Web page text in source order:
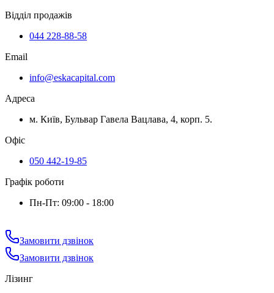
Відділ продажів
044 228-88-58
Email
info@eskacapital.com
Адреса
м. Київ, Бульвар Гавела Вацлава, 4, корп. 5.
Офіс
050 442-19-85
Графік роботи
Пн-Пт: 09:00 - 18:00
Замовити дзвінок
Замовити дзвінок
Лізинг